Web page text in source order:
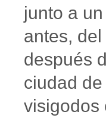
junto a
antes,
después
ciudad
visigodos